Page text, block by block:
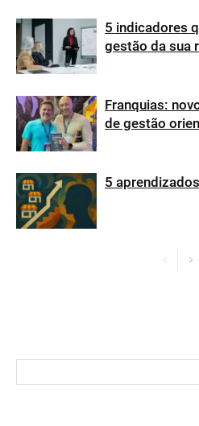
5 indicadores
gestão da sua
Franquias:
de gestão
5